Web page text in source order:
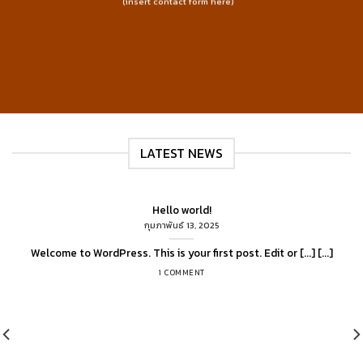
LATEST NEWS
Hello world!
กุมภาพันธ์ 13, 2025
Welcome to WordPress. This is your first post. Edit or [...] [...]
1 COMMENT